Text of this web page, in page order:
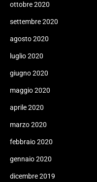
ottobre 2020
settembre 2020
agosto 2020
luglio 2020
giugno 2020
maggio 2020
aprile 2020
marzo 2020
febbraio 2020
gennaio 2020
dicembre 2019